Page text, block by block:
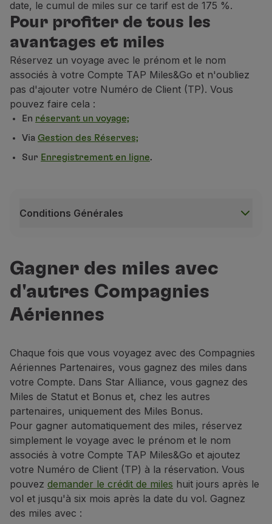
Intercontinentaux
200 % miles
date, le cumul de miles sur ce tarif est de 175 %.
Pour profiter de tous les
avantages et miles
Réservez un voyage avec le prénom et le nom
associés à votre Compte TAP Miles&Go et n'oubliez
pas d'ajouter votre Numéro de Client (TP). Vous
pouvez faire cela :
En réservant un voyage;
Via Gestion des Réserves;
Sur Enregistrement en ligne.
Conditions Générales
L’accumulation de miles sur certains produits /
TAP Discount : Depuis le 1er novembre 2023, la
Les vols opérés en codeshare (partenariat entre
Dans le cas où votre vol a été vendu en
Gagner des miles avec
d'autres Compagnies
Aériennes
Chaque fois que vous voyagez avec des Compagnies
Aériennes Partenaires, vous gagnez des miles dans
votre Compte. Dans Star Alliance, vous gagnez des
Miles de Statut et Bonus et, chez les autres
partenaires, uniquement des Miles Bonus.
Pour gagner automatiquement des miles, réservez
simplement le voyage avec le prénom et le nom
associés à votre Compte TAP Miles&Go et ajoutez
votre Numéro de Client (TP) à la réservation. Vous
pouvez demander le crédit de miles huit jours après le
vol et jusqu'à six mois après la date du vol. Gagnez
des miles avec :